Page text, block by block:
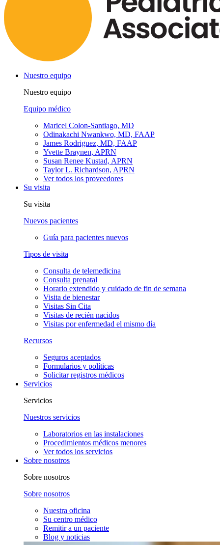
Nuestro equipo
Nuestro equipo
Equipo médico
Maricel Colon-Santiago, MD
Odinakachi Nwankwo, MD, FAAP
James Rodriguez, MD, FAAP
Yvette Braynen, APRN
Susan Renee Kustad, APRN
Taylor L. Richardson, APRN
Ver todos los proveedores
Su visita
Su visita
Nuevos pacientes
Guía para pacientes nuevos
Tipos de visita
Consulta de telemedicina
Consulta prenatal
Horario extendido y cuidado de fin de semana
Visita de bienestar
Visitas Sin Cita
Visitas de recién nacidos
Visitas por enfermedad el mismo día
Recursos
Seguros aceptados
Formularios y políticas
Solicitar registros médicos
Servicios
Servicios
Nuestros servicios
Laboratorios en las instalaciones
Procedimientos médicos menores
Ver todos los servicios
Sobre nosotros
Sobre nosotros
Sobre nosotros
Nuestra oficina
Su centro médico
Remitir a un paciente
Blog y noticias